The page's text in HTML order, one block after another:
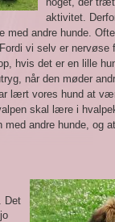
aktivitet.
andre hunde.
vi selv er nervøse
hvis det er en lille
når den møder
lært vores hund at
skal lære i
andre hunde, og
Det